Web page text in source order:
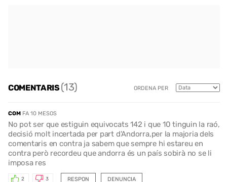
COMENTARIS(13) ORDENA PER
COM FA 10 MESOS
No pot ser que estiguin equivocats 142 i que 10 tinguin la raó,
decisió molt incertada per part d'Andorra,per la majoria dels
comentaris en contra ja sabem que sempre hi estareu en
contra però recordeu que andorra és un país sobirà no se li
imposa res
RESPON
2 3 DENUNCIA